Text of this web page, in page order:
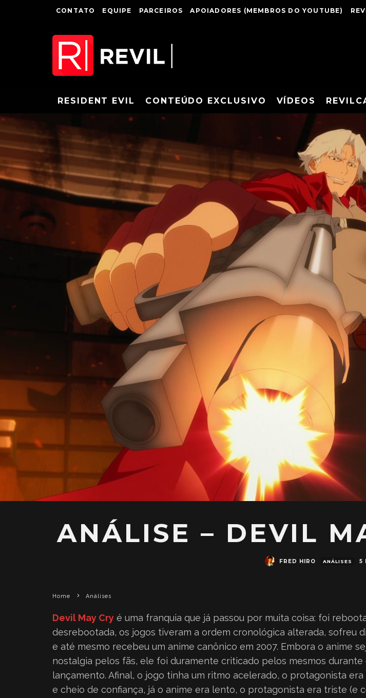
CONTATO EQUIPE PARCEIROS APOIADORES (MEMBROS DO YOUTUBE)
RESIDENT EVIL CONTEÚDO EXCLUSIVO VÍDEOS
ANÁLISE – DEVIL
FRED HIRO ANÁLISES 5
Home Análises
Devil May Cry é uma franquia que já passou por muita coisa: foi
desrebootada, os jogos tiveram a ordem cronológica alterada, sofreu
e até mesmo recebeu um anime canônico em 2007. Embora o anime
nostalgia pelos fãs, ele foi duramente criticado pelos mesmos durante
lançamento. Afinal, o jogo tinha um ritmo acelerado, o protagonista
e cheio de confiança, já o anime era lento, o protagonista era triste (e